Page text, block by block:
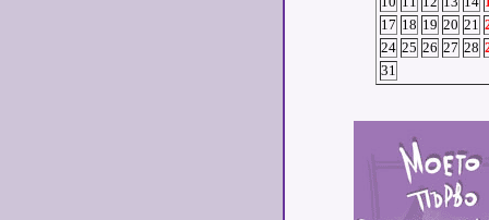
17 18 19 20 21
24 25 26 27 28
31